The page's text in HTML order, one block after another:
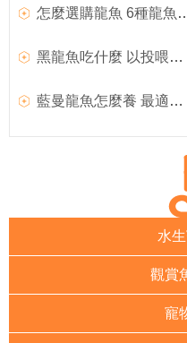
怎麼選購龍魚 6種
黑龍魚吃什麼 以投喂活動的小魚最佳
藍曼龍魚怎麼養 最適溫度在22—28℃
水
觀賞
寵